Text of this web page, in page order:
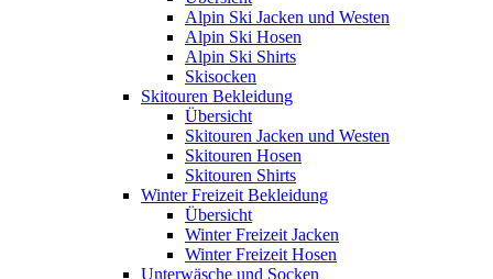
Alpin Ski Jacken und Westen
Alpin Ski Hosen
Alpin Ski Shirts
Skisocken
Skitouren Bekleidung
Übersicht
Skitouren Jacken und Westen
Skitouren Hosen
Skitouren Shirts
Winter Freizeit Bekleidung
Übersicht
Winter Freizeit Jacken
Winter Freizeit Hosen
Unterwäsche und Socken